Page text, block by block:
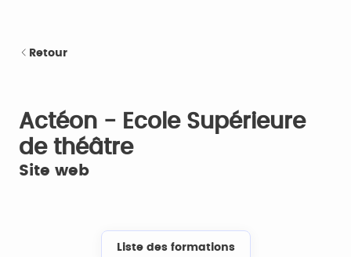
Retour
Actéon - Ecole Supérieure
de théâtre
Site web
Liste des formations